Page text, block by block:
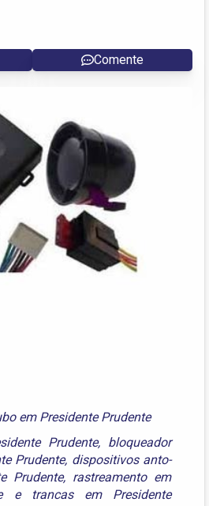
Comente
em Presidente Prudente
Prudente, bloqueador
Prudente, dispositivos anto-
Prudente, rastreamento em
e
trancas em Presidente